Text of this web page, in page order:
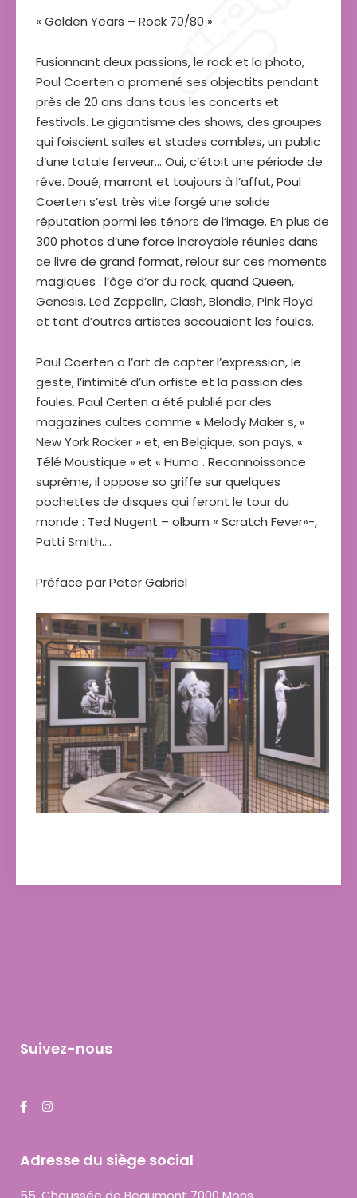
« Golden Years – Rock 70/80 »
Fusionnant deux passions, le rock et la photo,
Poul Coerten o promené ses objectits pendant
près de 20 ans dans tous les concerts et
festivals. Le gigantisme des shows, des groupes
qui foiscient salles et stades combles, un public
d’une totale ferveur… Oui, c’étoit une période de
rêve. Doué, marrant et toujours à l’affut, Poul
Coerten s’est très vite forgé une solide
réputation pormi les ténors de l’image. En plus de
300 photos d’une force incroyable réunies dans
ce livre de grand format, relour sur ces moments
magiques : l’ôge d’or du rock, quand Queen,
Genesis, Led Zeppelin, Clash, Blondie, Pink Floyd
et tant d’outres artistes secouaient les foules.
Paul Coerten a l’art de capter l’expression, le
geste, l’intimité d’un orfiste et la passion des
foules. Paul Certen a été publié par des
magazines cultes comme « Melody Maker s, «
New York Rocker » et, en Belgique, son pays, «
Télé Moustique » et « Humo . Reconnoissonce
suprême, il oppose so griffe sur quelques
pochettes de disques qui feront le tour du
monde : Ted Nugent – olbum « Scratch Fever»-,
Patti Smith….
Préface par Peter Gabriel
Suivez-nous
Adresse du siège social